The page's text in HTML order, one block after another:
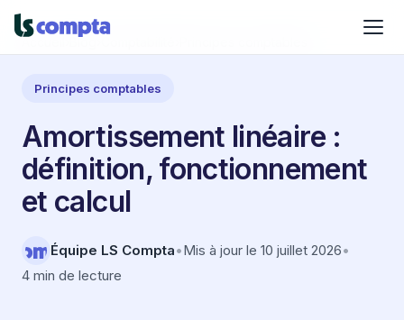
Accueil Blog
Principes comptables
Amortissement linéaire :
définition, fonctionnement
et calcul
Équipe LS Compta•Mis à jour le 10 juillet 2026•
4 min de lecture